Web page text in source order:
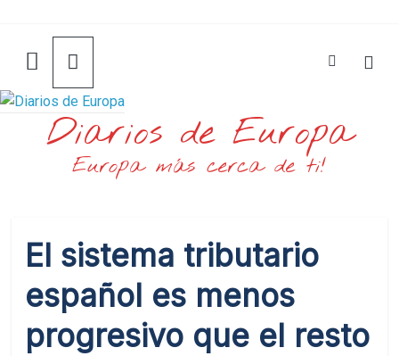
contenido
Diarios de Europa
Europa más cerca de ti!
El sistema tributario
español es menos
progresivo que el resto